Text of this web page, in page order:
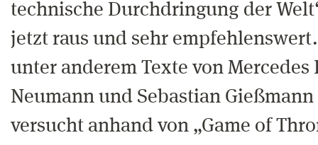
technische Durchdringung der
jetzt raus und sehr
unter anderem Texte von Mercedes
Neumann und Sebastian
versucht anhand von „Game of